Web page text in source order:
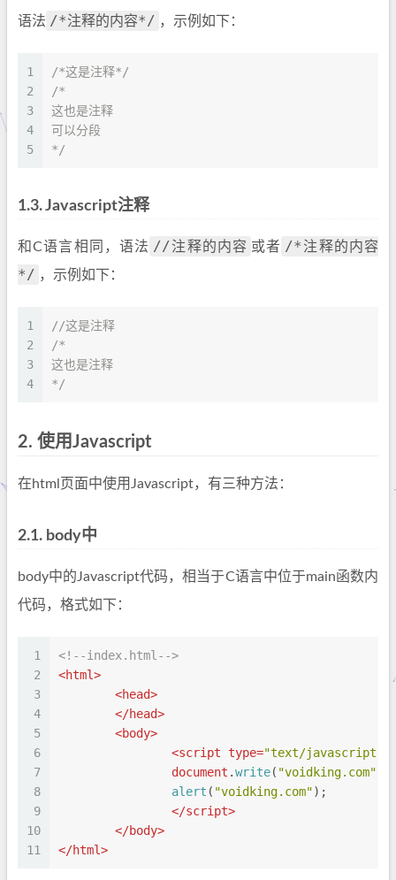
语法 /*注释的内容*/ ，示例如下：
1
2
3
4
5
/*这是注释*/
/*
这也是注释
可以分段
*/
1.3.Javascript注释
和C语言相同，语法 //注释的内容 或者 /*注释的内容
*/ ，示例如下：
1
2
3
4
//这是注释
/*
这也是注释
*/
2. 使用Javascript
在html页面中使用Javascript，有三种方法：
2.1. body中
body中的Javascript代码，相当于C语言中位于main函数内
代码，格式如下：
1
2
3
4
5
6
7
8
9
10
11
<!--index.html-->
<html>
<head>
</head>
<body>
<script type="text/javascript"
document .write( "voidking.com"
alert ( "voidking.com");
</script>
</body>
</html>